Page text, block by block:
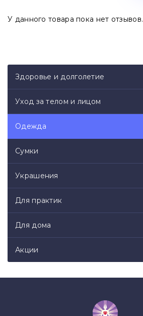
Здоровье и долголетие
Уход за телом и лицом
Одежда
Сумки
Украшения
Для практик
Для дома
Акции
У данного товара пока нет отзывов.